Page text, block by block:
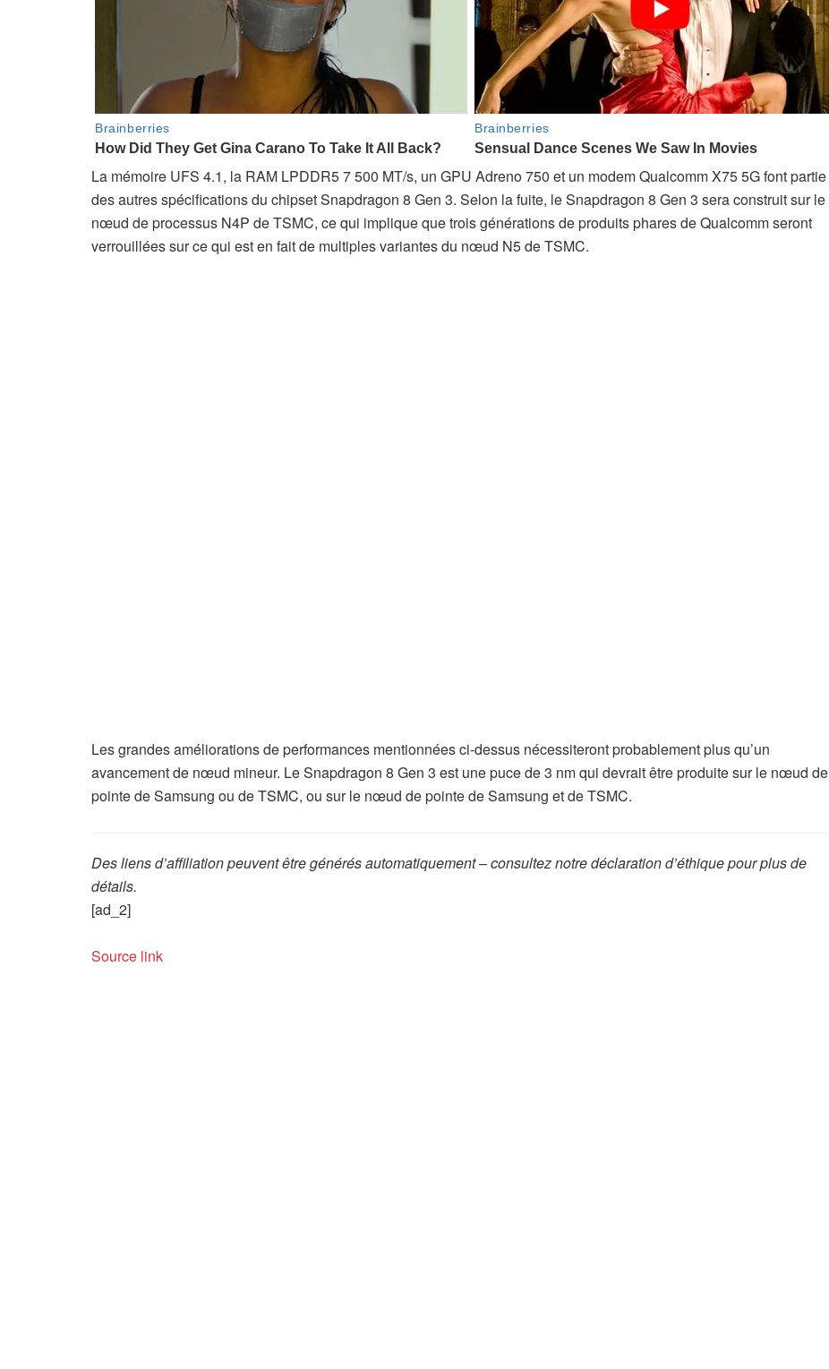
La mémoire UFS 4.1, la RAM LPDDR5 7 500 MT/s, un GPU Adreno 750 et un modem Qualcomm X75 5G font partie
des autres spécifications du chipset Snapdragon 8 Gen 3. Selon la fuite, le Snapdragon 8 Gen 3 sera construit sur le
nœud de processus N4P de TSMC, ce qui implique que trois générations de produits phares de Qualcomm seront
verrouillées sur ce qui est en fait de multiples variantes du nœud N5 de TSMC.
Les grandes améliorations de performances mentionnées ci-dessus nécessiteront probablement plus qu’un
avancement de nœud mineur. Le Snapdragon 8 Gen 3 est une puce de 3 nm qui devrait être produite sur le nœud de
pointe de Samsung ou de TSMC, ou sur le nœud de pointe de Samsung et de TSMC.
Des liens d’affiliation peuvent être générés automatiquement – consultez notre déclaration d’éthique pour plus de
détails.
[ad_2]
Source link